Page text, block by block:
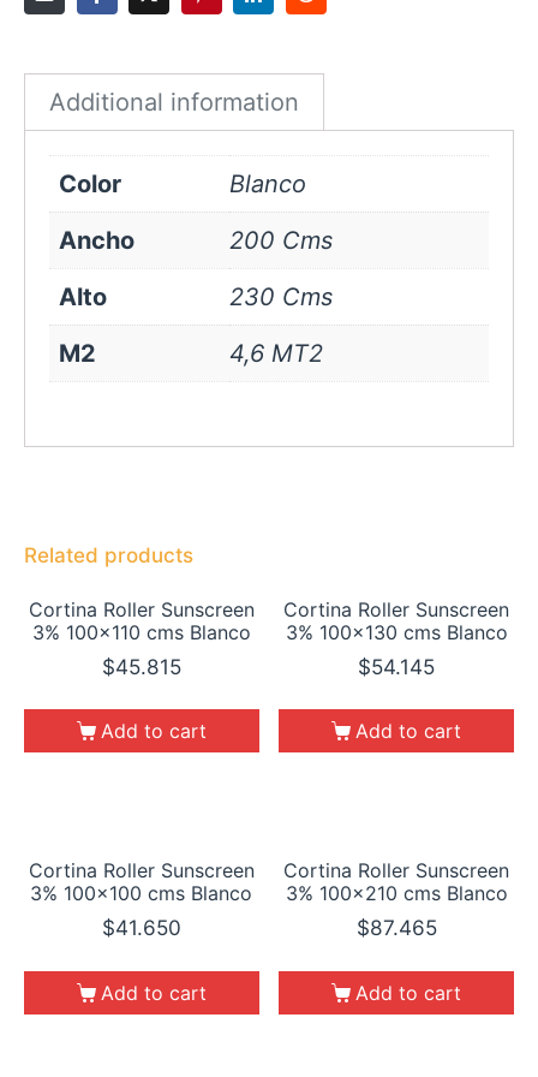
Additional information
Color
Blanco
Ancho
200 Cms
Alto
230 Cms
M2
4,6 MT2
Related products
Cortina Roller Sunscreen
3% 100×110 cms Blanco
$45.815
Add to cart
Cortina Roller Sunscreen
3% 100×130 cms Blanco
$54.145
Add to cart
Cortina Roller Sunscreen
3% 100×100 cms Blanco
$41.650
Add to cart
Cortina Roller Sunscreen
3% 100×210 cms Blanco
$87.465
Add to cart